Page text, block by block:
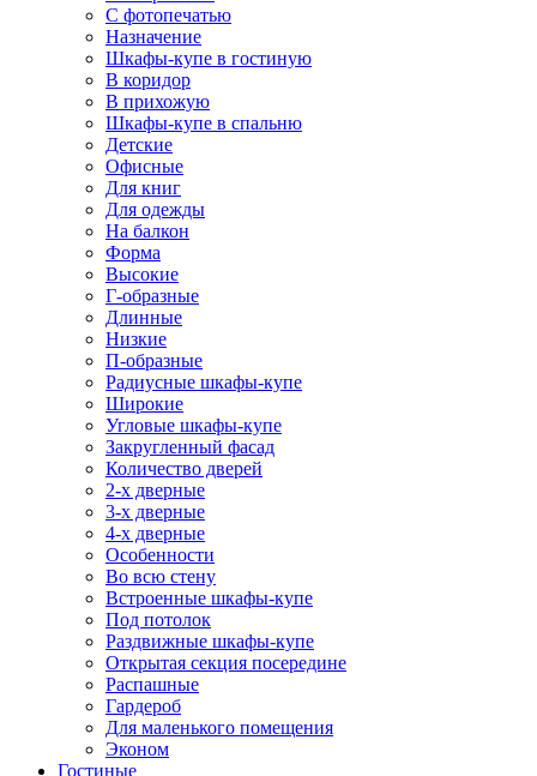
С фотопечатью
Назначение
Шкафы-купе в гостиную
В коридор
В прихожую
Шкафы-купе в спальню
Детские
Офисные
Для книг
Для одежды
На балкон
Форма
Высокие
Г-образные
Длинные
Низкие
П-образные
Радиусные шкафы-купе
Широкие
Угловые шкафы-купе
Закругленный фасад
Количество дверей
2-х дверные
3-х дверные
4-х дверные
Особенности
Во всю стену
Встроенные шкафы-купе
Под потолок
Раздвижные шкафы-купе
Открытая секция посередине
Распашные
Гардероб
Для маленького помещения
Эконом
Гостиные